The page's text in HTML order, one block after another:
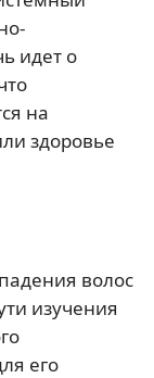
идет о
на
здоровье
волос
изучения
его